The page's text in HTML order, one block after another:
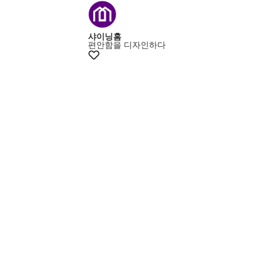
+15% 쿠폰
샤이닝홈
편안함을 디자인하다